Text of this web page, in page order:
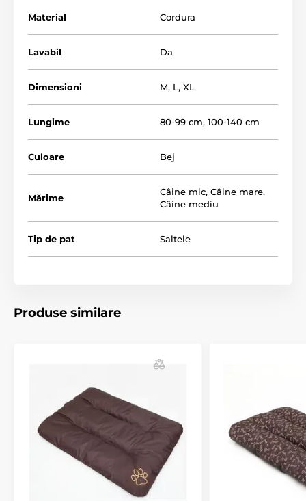
salteaua potrivită pentru cățelul dumneavoastră.
(*Saltelele noastre Reedog sunt cusute manual, astfel
încât se poate întâmpla ca dimensiunea să difere
ușor, însă maximum cu 2 - 4 cm.)
Produsul este inclus în categoria
Paturi și culcușuri pentru câini Saltele
Pentru câini mici
Pentru câini de talie medie
Material Cordura
Lavabil Da
Dimensioni M, L, XL
Lungime 80-99 cm, 100-140 cm
Culoare Bej
Mărime
Câine mic, Câine mare,
Câine mediu
Tip de pat Saltele
Produse similare